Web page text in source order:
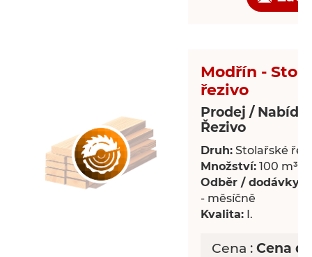
Modřín -
řezivo
Prodej /
Řezivo
Druh: Stolařské
Množství: 100 m³
Odběr / dodávky:
- měsíčně
Kvalita: I.
Cena : Cena